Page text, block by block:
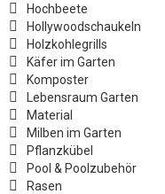
Hochbeete
Hollywoodschaukeln
Holzkohlegrills
Käfer im Garten
Komposter
Lebensraum Garten
Material
Milben im Garten
Pflanzkübel
Pool & Poolzubehör
Rasen